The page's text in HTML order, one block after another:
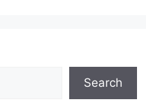
Search